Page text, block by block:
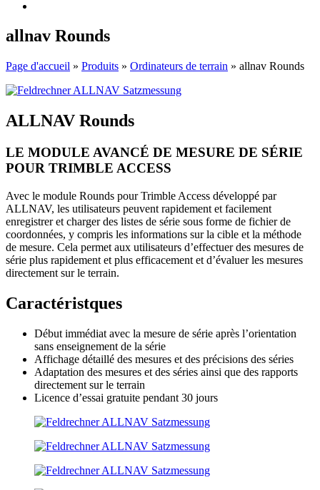
allnav Rounds
Page d'accueil » Produits » Ordinateurs de terrain » allnav Rounds
ALLNAV Rounds
LE MODULE AVANCÉ DE MESURE DE SÉRIE
POUR TRIMBLE ACCESS
Avec le module Rounds pour Trimble Access développé par
ALLNAV, les utilisateurs peuvent rapidement et facilement
enregistrer et charger des listes de série sous forme de fichier de
coordonnées, y compris les informations sur la cible et la méthode
de mesure. Cela permet aux utilisateurs d’effectuer des mesures de
série plus rapidement et plus efficacement et d’évaluer les mesures
directement sur le terrain.
Caractéristques
Début immédiat avec la mesure de série après l’orientation
sans enseignement de la série
Affichage détaillé des mesures et des précisions des séries
Adaptation des mesures et des séries ainsi que des rapports
directement sur le terrain
Licence d’essai gratuite pendant 30 jours